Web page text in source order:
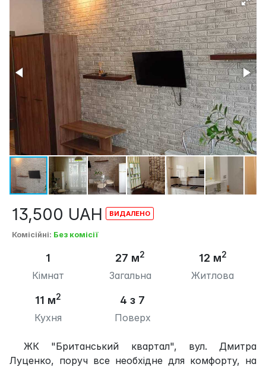
13,500 UAH
Комісійні: Без комісії
1
Кімнат
27 м2
Загальна
12 м2
Житлова
11 м2
Кухня
4 з 7
Поверх
ЖК "Британський квартал", вул. Дмитра
Луценко, поруч все необхідне для комфорту, на